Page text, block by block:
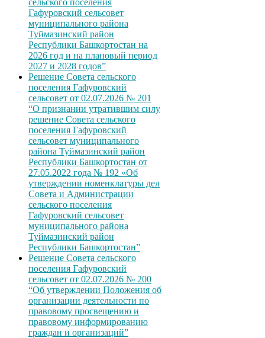
Гафуровский сельсовет
муниципального района
Туймазинский район
Республики Башкортостан на
2026 год и на плановый период
2027 и 2028 годов”
Решение Совета сельского
поселения Гафуровский
сельсовет от 02.07.2026 № 201
“О признании утратившим силу
решение Совета сельского
поселения Гафуровский
сельсовет муниципального
района Туймазинский район
Республики Башкортостан от
27.05.2022 года № 192 «Об
утверждении номенклатуры дел
Совета и Администрации
сельского поселения
Гафуровский сельсовет
муниципального района
Туймазинский район
Республики Башкортостан”
Решение Совета сельского
поселения Гафуровский
сельсовет от 02.07.2026 № 200
“Об утверждении Положения об
организации деятельности по
правовому просвещению и
правовому информированию
граждан и организаций”